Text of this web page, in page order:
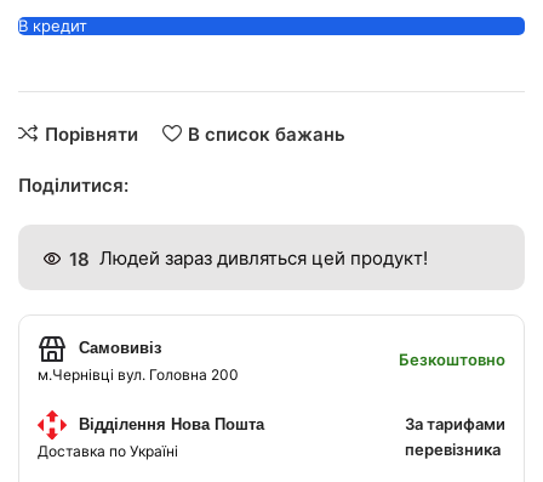
В кредит
Порівняти В список бажань
Поділитися:
18 Людей зараз дивляться цей продукт!
Самовивіз
м.Чернівці вул. Головна 200
Безкоштовно
Відділення Нова Пошта
Доставка по Україні
За тарифами
перевізника